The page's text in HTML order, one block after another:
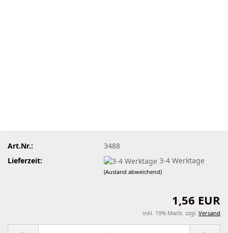
Art.Nr.:
3488
Lieferzeit:
3-4 Werktage
(Ausland abweichend)
1,56 EUR
inkl. 19% MwSt. zzgl. Versand